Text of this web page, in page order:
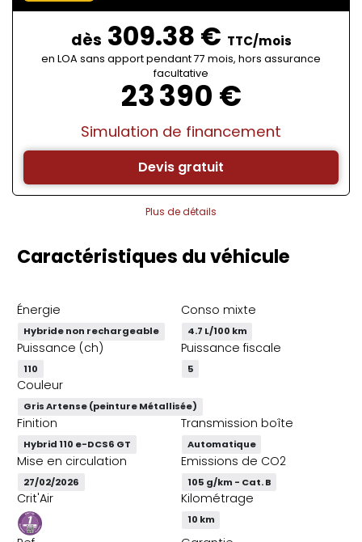
dès 309.38 € TTC/mois
en LOA sans apport pendant 77 mois, hors assurance
facultative
23 390 €
Simulation de financement
Devis gratuit
Plus de détails
Caractéristiques du véhicule
Énergie
Hybride non rechargeable
Conso mixte
4.7 L/100 km
Puissance (ch)
110
Puissance fiscale
5
Couleur
Gris Artense (peinture Métallisée)
Finition
Hybrid 110 e-DCS6 GT
Transmission boîte
Automatique
Mise en circulation
27/02/2026
Emissions de CO2
105 g/km - Cat. B
Crit'Air Kilométrage
10 km